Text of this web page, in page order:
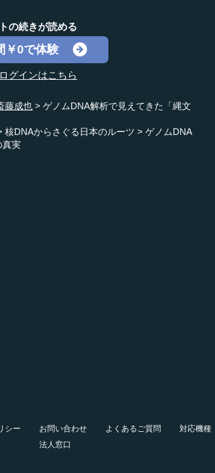
の続きが読める
￥0で体験
グインはこちら
藤成也
ゲノムDNA解析で見えてきた「縄文
核DNAからさぐる日本のルーツ
ゲノムDNA
実
シー お問い合わせ よくあるご質問
対応機種
法人窓口